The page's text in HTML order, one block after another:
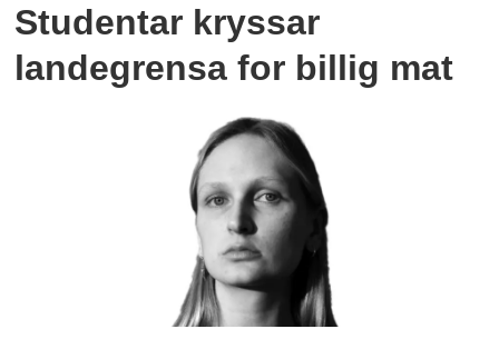
Studentar kryssar
landegrensa for billig mat